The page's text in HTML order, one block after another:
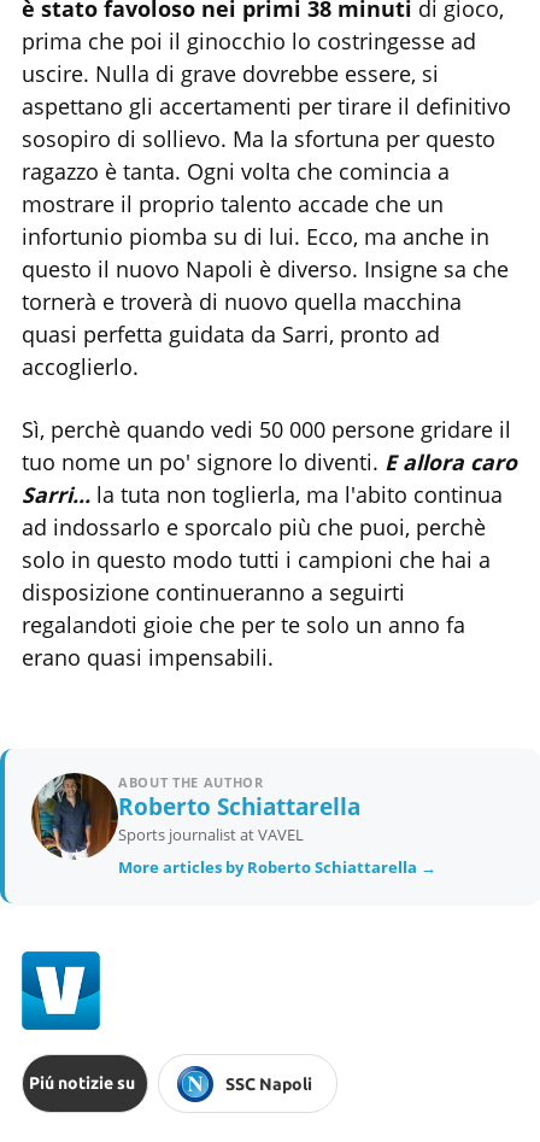
è stato favoloso nei primi 38 minuti di gioco,
prima che poi il ginocchio lo costringesse ad
uscire. Nulla di grave dovrebbe essere, si
aspettano gli accertamenti per tirare il definitivo
sosopiro di sollievo. Ma la sfortuna per questo
ragazzo è tanta. Ogni volta che comincia a
mostrare il proprio talento accade che un
infortunio piomba su di lui. Ecco, ma anche in
questo il nuovo Napoli è diverso. Insigne sa che
tornerà e troverà di nuovo quella macchina
quasi perfetta guidata da Sarri, pronto ad
accoglierlo.
Sì, perchè quando vedi 50 000 persone gridare il
tuo nome un po' signore lo diventi. E allora caro
Sarri...la tuta non toglierla, ma l'abito continua
ad indossarlo e sporcalo più che puoi, perchè
solo in questo modo tutti i campioni che hai a
disposizione continueranno a seguirti
regalandoti gioie che per te solo un anno fa
erano quasi impensabili.
ABOUT THE AUTHOR
Roberto Schiattarella
Sports journalist at VAVEL
More articles by Roberto Schiattarella →
Piú notizie su SSC Napoli